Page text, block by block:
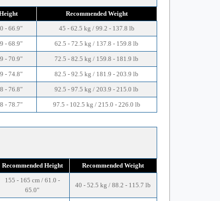
Recommended Weight
- 66.9"
45 - 62.5 kg / 99.2 - 137.8 lb
- 68.9" 62.5 - 72.5 kg / 137.8 - 159.8 lb
- 70.9" 72.5 - 82.5 kg / 159.8 - 181.9 lb
- 74.8" 82.5 - 92.5 kg / 181.9 - 203.9 lb
- 76.8" 92.5 - 97.5 kg / 203.9 - 215.0 lb
- 78.7" 97.5 - 102.5 kg / 215.0 - 226.0 lb
Recommended Height
Recommended Weight
155 - 165 cm / 61.0 -
65.0"
40 - 52.5 kg / 88.2 - 115.7 lb